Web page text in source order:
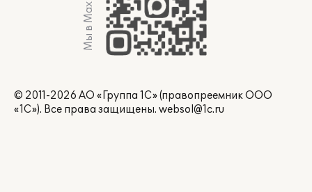
Мы в Max
© 2011-2026 АО «Группа 1С» (правопреемник ООО
«1С»). Все права защищены. websol@1c.ru